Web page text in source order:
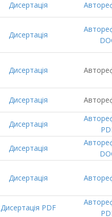
Дисертація
Дисертація
Дисертація
Дисертація
Дисертація
Дисертація
Дисертація
Дисертація PDF